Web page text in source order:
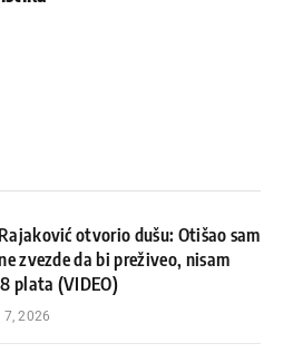
otvorio dušu: Otišao sam
zvezde da bi preživeo, nisam
plata (VIDEO)
2026